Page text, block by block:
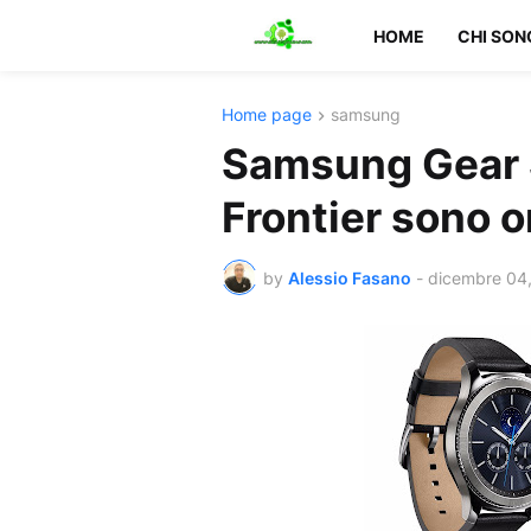
HOME CHI
Home page samsung
Samsung
Frontier sono
by Alessio Fasano - dicembre